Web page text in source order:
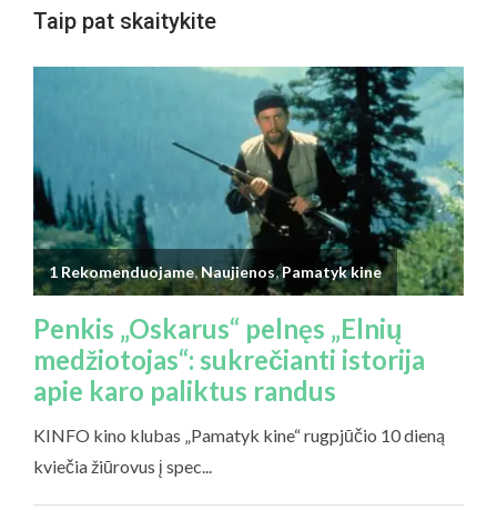
Taip pat skaitykite